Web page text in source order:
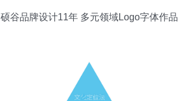
硕谷品牌设计11年 多元领域Logo字体作品